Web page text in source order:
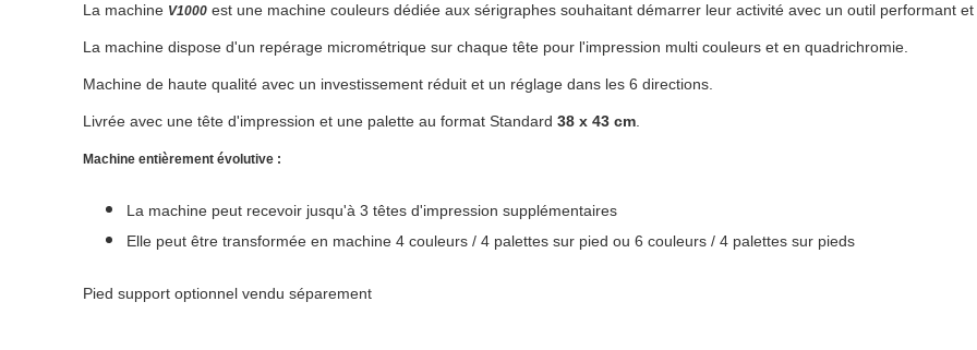
La machine V1000 est une machine couleurs dédiée aux sérigraphes souhaitant démarrer leur activité avec un outil performant et
La machine dispose d'un repérage micrométrique sur chaque tête pour l'impression multi couleurs et en quadrichromie.
Machine de haute qualité avec un investissement réduit et un réglage dans les 6 directions.
Livrée avec une tête d'impression et une palette au format Standard38 x 43 cm
Machine entièrement évolutive :
La machine peut recevoir jusqu'à 3 têtes d'impression supplémentaires
Elle peut être transformée en machine 4 couleurs / 4 palettes sur pied ou 6 couleurs / 4 palettes sur pieds
​Pied support optionnel vendu séparement